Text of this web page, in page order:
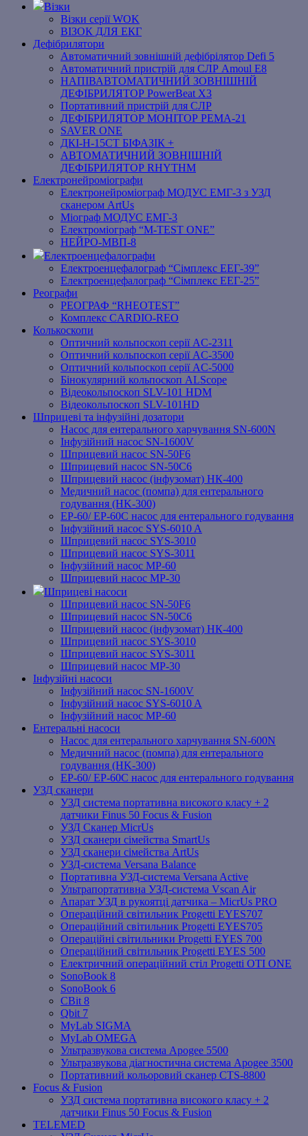
Візки
Візки серії WOK
ВІЗОК ДЛЯ ЕКГ
Дефібрилятори
Автоматичний зовнішній дефібрілятор Defi 5
Автоматичний пристрій для СЛР Amoul E8
НАПІВАВТОМАТИЧНИЙ ЗОВНІШНІЙ
ДЕФІБРИЛЯТОР PowerBeat X3
Портативний пристрій для СЛР
ДЕФІБРИЛЯТОР МОНІТОР РЕМА-21
SAVER ONE
ДКІ-Н-15СТ БІФАЗІК +
АВТОМАТИЧНИЙ ЗОВНІШНІЙ
ДЕФІБРИЛЯТОР RHYTHM
Електронейроміографи
Електронейроміограф МОДУС ЕМГ-3 з УЗД
сканером ArtUs
Міограф МОДУС ЕМГ-3
Електроміограф “M-TEST ONE”
НЕЙРО-МВП-8
Електроенцефалографи
Електроенцефалограф “Сімплекс ЕЕГ-39”
Електроенцефалограф “Сімплекс ЕЕГ-25”
Реографи
РЕОГРАФ “RHEOTEST”
Комплекс CARDIO-REO
Колькоскопи
Оптичний кольпоскоп серії AC-2311
Оптичний кольпоскоп серії AC-3500
Оптичний кольпоскоп серії AC-5000
Бінокулярний кольпоскоп ALScope
Відеокольпоскоп SLV-101 HDM
Відеокольпоскоп SLV-101HD
Шприцеві та інфузійні дозатори
Насос для ентерального харчування SN-600N
Інфузійний насос SN-1600V
Шприцевий насос SN-50F6
Шприцевий насос SN-50C6
Шприцевий насос (інфузомат) НК-400
Медичний насос (помпа) для ентерального
годування (HK-300)
EP-60/ EP-60C насос для ентерального годування
Інфузійний насос SYS-6010 A
Шприцевий насос SYS-3010
Шприцевий насос SYS-3011
Інфузійний насос MP-60
Шприцевий насос MP-30
Шприцеві насоси
Шприцевий насос SN-50F6
Шприцевий насос SN-50C6
Шприцевий насос (інфузомат) НК-400
Шприцевий насос SYS-3010
Шприцевий насос SYS-3011
Шприцевий насос MP-30
Інфузійні насоси
Інфузійний насос SN-1600V
Інфузійний насос SYS-6010 A
Інфузійний насос MP-60
Ентеральні насоси
Насос для ентерального харчування SN-600N
Медичний насос (помпа) для ентерального
годування (HK-300)
EP-60/ EP-60C насос для ентерального годування
УЗД сканери
УЗД система портативна високого класу + 2
датчики Finus 50 Focus & Fusion
УЗД Сканер MicrUs
УЗД сканери сімейства SmartUs
УЗД сканери сімейства ArtUs
УЗД-система Versana Balance
Портативна УЗД-система Versana Active
Ультрапортативна УЗД-система Vscan Air
Апарат УЗД в рукоятці датчика – MicrUs PRO
Операційний світильник Progetti EYES707
Операційний світильник Progetti EYES705
Операційні світильники Progetti EYES 700
Операційний світильник Progetti EYES 500
Електричний операційний стіл Progetti OTI ONE
SonoBook 8
SonoBook 6
СBit 8
Qbit 7
MyLab SIGMA
MyLab OMEGA
Ультразвукова система Apogee 5500
Ультразвукова діагностична система Apogee 3500
Портативний кольоровий сканер CTS-8800
Focus & Fusion
УЗД система портативна високого класу + 2
датчики Finus 50 Focus & Fusion
TELEMED